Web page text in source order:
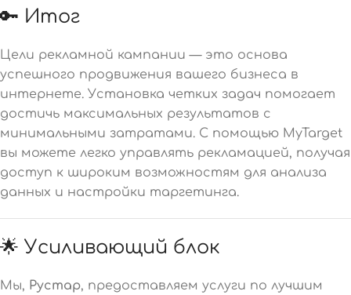
🔑 Итог
Цели рекламной кампании — это основа
успешного продвижения вашего бизнеса в
интернете. Установка четких задач помогает
достичь максимальных результатов с
минимальными затратами. С помощью MyTarget
вы можете легко управлять рекламацией, получая
доступ к широким возможностям для анализа
данных и настройки таргетинга.
🌟 Усиливающий блок
Мы, Рустар, предоставляем услуги по лучшим